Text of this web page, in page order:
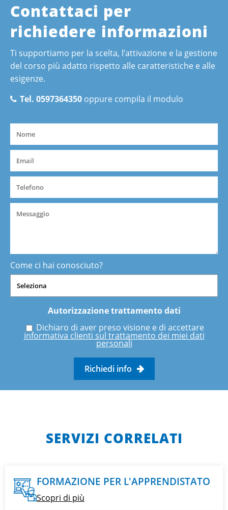
Contattaci per
richiedere informazioni
Ti supportiamo per la scelta, l’attivazione e la gestione
del corso più adatto rispetto alle caratteristiche e alle
esigenze.
Tel. 0597364350 oppure compila il modulo
Come ci hai conosciuto?
Autorizzazione trattamento dati
Dichiaro di aver preso visione e di accettare
informativa clienti sul trattamento dei miei dati
personali
Richiedi info
SERVIZI CORRELATI
FORMAZIONE PER L'APPRENDISTATO
Scopri di più